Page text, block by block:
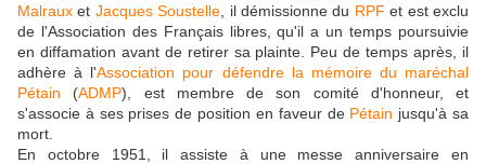
Malraux et Jacques Soustelle , il démissionne du RPF et est exclu
de l'Association des Français libres, qu'il a un temps poursuivie
en diffamation avant de retirer sa plainte. Peu de temps après, il
adhère à l'Association pour défendre la mémoire du maréchal
Pétain (ADMP), est membre de son comité d'honneur, et
s'associe à ses prises de position en faveur de Pétain jusqu'à sa
mort.
En octobre 1951, il assiste à une messe anniversaire en